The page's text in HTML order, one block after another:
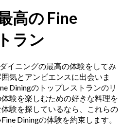
高の Fine
ラン
イニングの最高の体験をしてみ
気とアンビエンスに出会いま
Diningのトップレストランのリ
験を楽しむための好きな料理を
験を探しているなら、これらの
Diningの体験を約束します。